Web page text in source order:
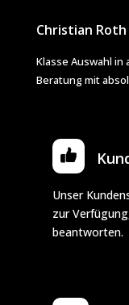
Christian Roth
Klasse Auswahl in
Beratung mit
Unser
zur
beantworten.